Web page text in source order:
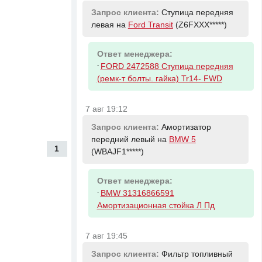
1
Запрос клиента: Ступица передняя
левая на Ford Transit(Z6FXXX*****)
Ответ менеджера:
- FORD 2472588 Ступица передняя
(ремк-т болты. гайка) Tr14- FWD
7 авг 19:12
Запрос клиента: Амортизатор
передний левый на BMW 5
(WBAJF1*****)
Ответ менеджера:
- BMW 31316866591
Амортизационная стойка Л Пд
7 авг 19:45
Запрос клиента: Фильтр топливный